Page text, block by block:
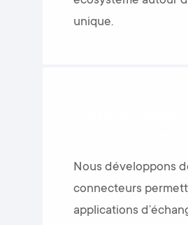
unique.
Nous développons
connecteurs
applications